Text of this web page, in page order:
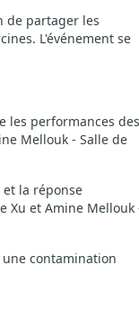
de partager les
L'événement se
les performances des
Mellouk - Salle de
la réponse
Xu et Amine Mellouk
une contamination